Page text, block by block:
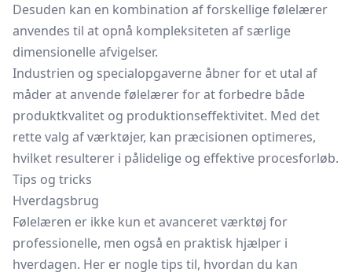
Desuden kan en kombination af forskellige følelærer
anvendes til at opnå kompleksiteten af særlige
dimensionelle afvigelser.
Industrien og specialopgaverne åbner for et utal af
måder at anvende følelærer for at forbedre både
produktkvalitet og produktionseffektivitet. Med det
rette valg af værktøjer, kan præcisionen optimeres,
hvilket resulterer i pålidelige og effektive procesforløb.
Tips og tricks
Hverdagsbrug
Følelæren er ikke kun et avanceret værktøj for
professionelle, men også en praktisk hjælper i
hverdagen. Her er nogle tips til, hvordan du kan